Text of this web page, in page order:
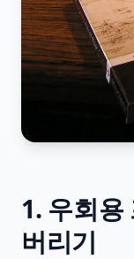
1. 우회용
버리기